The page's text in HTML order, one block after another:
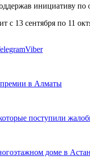
инициативу по
с 13 сентября по 11
Viber
в Алматы
поступили
доме в